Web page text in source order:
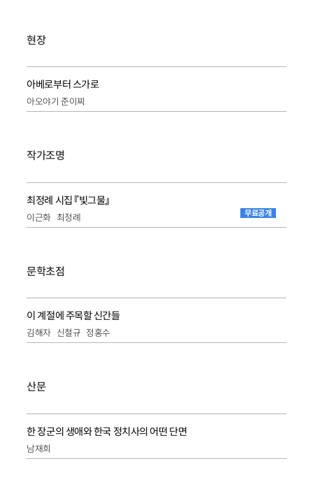
현장
아베로부터 스가로
아오야기 준이찌
작가조명
최정례 시집 『빛그물』
이근화 최정례 무료공개
문학초점
이 계절에 주목할 신간들
김해자 신철규 정홍수
산문
한 장군의 생애와 한국 정치사의 어떤 단면
남재희